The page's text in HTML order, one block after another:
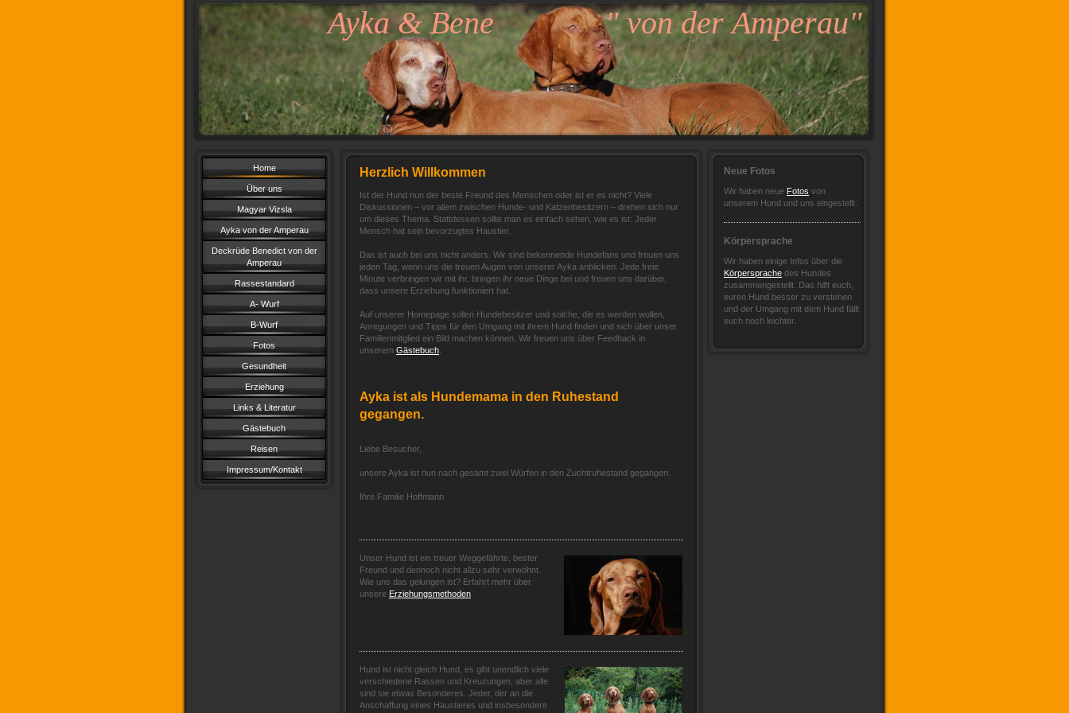
Ayka & Bene " von der Amperau"
Home
Über uns
Magyar Vizsla
Ayka von der Amperau
Deckrüde Benedict von der
Amperau
Rassestandard
A- Wurf
B-Wurf
Fotos
Gesundheit
Erziehung
Links & Literatur
Gästebuch
Reisen
Impressum/Kontakt
Herzlich Willkommen
Ist der Hund nun der beste Freund des Menschen oder ist er es nicht? Viele
Diskussionen – vor allem zwischen Hunde- und Katzenbesitzern – drehen sich nur
um dieses Thema. Stattdessen sollte man es einfach sehen, wie es ist: Jeder
Mensch hat sein bevorzugtes Haustier.
Das ist auch bei uns nicht anders. Wir sind bekennende Hundefans und freuen uns
jeden Tag, wenn uns die treuen Augen von unserer Ayka anblicken. Jede freie
Minute verbringen wir mit ihr, bringen ihr neue Dinge bei und freuen uns darüber,
dass unsere Erziehung funktioniert hat.
Auf unserer Homepage sollen Hundebesitzer und solche, die es werden wollen,
Anregungen und Tipps für den Umgang mit ihrem Hund finden und sich über unser
Familienmitglied ein Bild machen können. Wir freuen uns über Feedback in
unserem Gästebuch
Ayka ist als Hundemama in den Ruhestand
gegangen.
Liebe Besucher,
unsere Ayka ist nun nach gesamt zwei Würfen in den Zuchtruhestand gegangen.
Ihre Familie Hoffmann
Unser Hund ist ein treuer Weggefährte, bester
Freund und dennoch nicht allzu sehr verwöhnt.
Wie uns das gelungen ist? Erfahrt mehr über
unsere Erziehungsmethoden
Hund ist nicht gleich Hund, es gibt unendlich viele
verschiedene Rassen und Kreuzungen, aber alle
sind sie etwas Besonderes. Jeder, der an die
Anschaffung eines Haustieres und insbesondere
Neue Fotos
Wir haben neue Fotos von
unserem Hund und uns eingestellt.
Körpersprache
Wir haben einige Infos über die
Körpersprache des Hundes
zusammengestellt. Das hilft euch,
euren Hund besser zu verstehen
und der Umgang mit dem Hund fällt
euch noch leichter.